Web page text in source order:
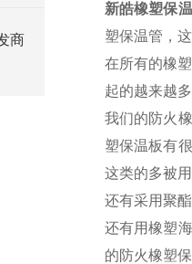
商
新皓橡塑保
塑保温管，
在所有的橡
起的越来越
我们的防火
塑保温板有
这类的多被
还有采用聚
还有用橡塑
的防火橡塑